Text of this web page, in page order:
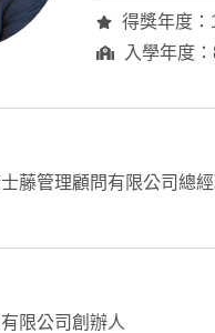
得獎年度：
入學年度
藤管理顧問有限公司總
限公司創辦人